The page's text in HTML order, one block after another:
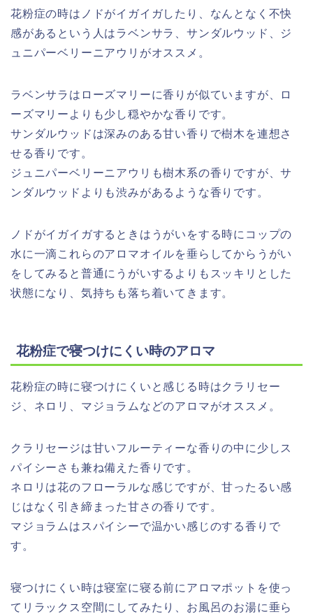
花粉症の時はノドがイガイガしたり、なんとなく不快
感があるという人はラベンサラ、サンダルウッド、ジ
ュニパーベリーニアウリ がオススメ。
ラベンサラはローズマリーに香りが似ていますが、ロ
ーズマリーよりも少し穏やかな香りです。
サンダルウッドは深みのある甘い香りで樹木を連想さ
せる香りです。
ジュニパーベリーニアウリも樹木系の香りですが、サ
ンダルウッドよりも渋みがあるような香りです。
ノドがイガイガするときはうがいをする時にコップの
水に一滴これらのアロマオイルを垂らしてからうがい
をしてみると普通にうがいするよりもスッキリとした
状態になり、気持ちも落ち着いてきます。
花粉症で寝つけにくい時のアロマ
花粉症の時に寝つけにくいと感じる時はクラリセー
ジ、ネロリ、マジョラム などのアロマがオススメ。
クラリセージは甘いフルーティーな香りの中に少しス
パイシーさも兼ね備えた香りです。
ネロリは花のフローラルな感じですが、甘ったるい感
じはなく引き締まった甘さの香りです。
マジョラムはスパイシーで温かい感じのする香りで
す。
寝つけにくい時は寝室に寝る前にアロマポットを使っ
てリラックス空間にしてみたり、お風呂のお湯に垂ら